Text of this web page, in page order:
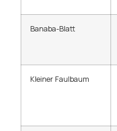
Banaba-Blatt
Kleiner Faulbaum